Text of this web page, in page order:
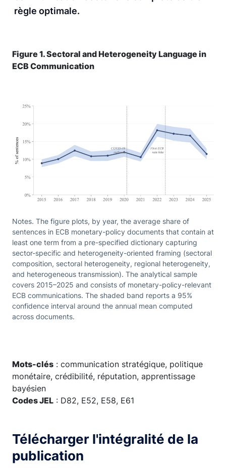
règle optimale.
Figure 1. Sectoral and Heterogeneity Language in
ECB Communication
Notes. The figure plots, by year, the average share of
sentences in ECB monetary-policy documents that contain at
least one term from a pre-specified dictionary capturing
sector-specific and heterogeneity-oriented framing (sectoral
composition, sectoral heterogeneity, regional heterogeneity,
and heterogeneous transmission). The analytical sample
covers 2015–2025 and consists of monetary-policy-relevant
ECB communications. The shaded band reports a 95%
confidence interval around the annual mean computed
across documents.
Mots-clés : communication stratégique, politique
monétaire, crédibilité, réputation, apprentissage
bayésien
Codes JEL : D82, E52, E58, E61
Télécharger l'intégralité de la
publication